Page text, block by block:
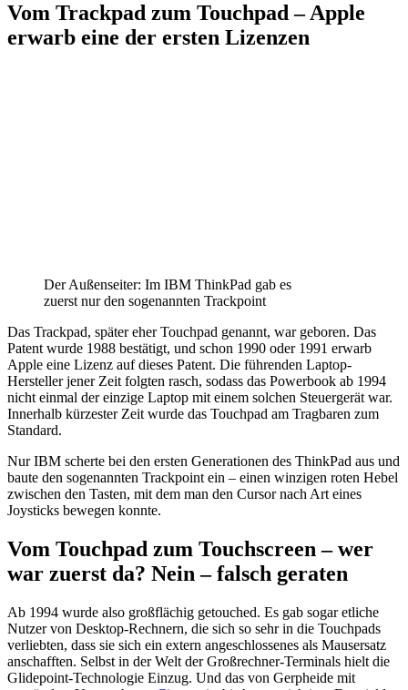
Vom Trackpad zum Touchpad – Apple
erwarb eine der ersten Lizenzen
Der Außenseiter: Im IBM ThinkPad gab es
zuerst nur den sogenannten Trackpoint
Das Trackpad, später eher Touchpad genannt, war geboren. Das
Patent wurde 1988 bestätigt, und schon 1990 oder 1991 erwarb
Apple eine Lizenz auf dieses Patent. Die führenden Laptop-
Hersteller jener Zeit folgten rasch, sodass das Powerbook ab 1994
nicht einmal der einzige Laptop mit einem solchen Steuergerät war.
Innerhalb kürzester Zeit wurde das Touchpad am Tragbaren zum
Standard.
Nur IBM scherte bei den ersten Generationen des ThinkPad aus und
baute den sogenannten Trackpoint ein – einen winzigen roten Hebel
zwischen den Tasten, mit dem man den Cursor nach Art eines
Joysticks bewegen konnte.
Vom Touchpad zum Touchscreen – wer
war zuerst da? Nein – falsch geraten
Ab 1994 wurde also großflächig getouched. Es gab sogar etliche
Nutzer von Desktop-Rechnern, die sich so sehr in die Touchpads
verliebten, dass sie sich ein extern angeschlossenes als Mausersatz
anschafften. Selbst in der Welt der Großrechner-Terminals hielt die
Glidepoint-Technologie Einzug. Und das von Gerpheide mit